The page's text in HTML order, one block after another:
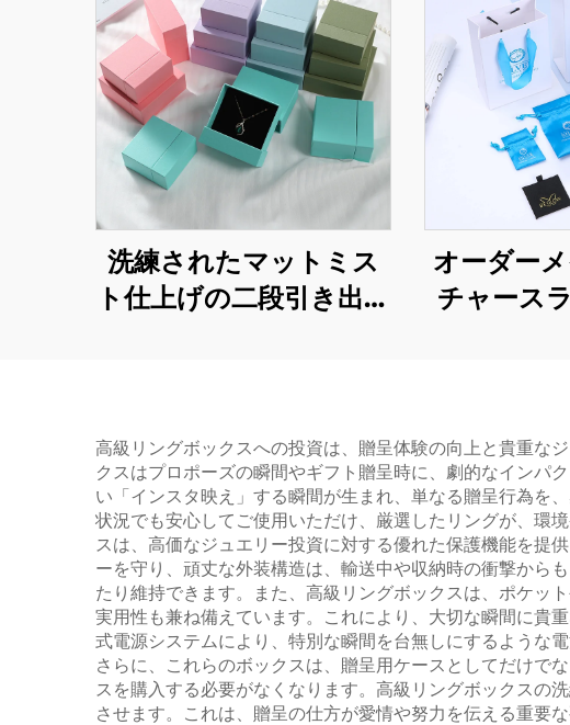
洗練されたマットミス
ト仕上げの二段引き出し
ンド向け先進的アイデ
ンティティボックス
オーダー
チャース
ル装飾ケ
チャージ
ッ
高級リングボックスへの投資は、贈呈体験の向上と貴重な
クスはプロポーズの瞬間やギフト贈呈時に、劇的なインパ
い「インスタ映え」する瞬間が生まれ、単なる贈呈行為を
状況でも安心してご使用いただけ、厳選したリングが、環
スは、高価なジュエリー投資に対する優れた保護機能を提
ーを守り、頑丈な外装構造は、輸送中や収納時の衝撃から
たり維持できます。また、高級リングボックスは、ポケッ
実用性も兼ね備えています。これにより、大切な瞬間に貴
式電源システムにより、特別な瞬間を台無しにするような
さらに、これらのボックスは、贈呈用ケースとしてだけで
スを購入する必要がなくなります。高級リングボックスの
させます。これは、贈呈の仕方が愛情や努力を伝える重要